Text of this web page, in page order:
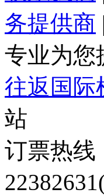
务提供商 |
专业为您
往返国际
站
订票热线